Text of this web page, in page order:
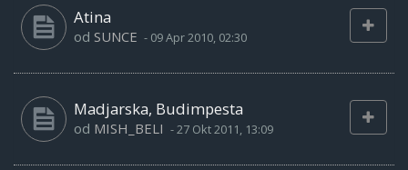
Atina
od SUNCE - 09 Apr 2010, 02:30
Madjarska, Budimpesta
od MISH_BELI -27 Okt 2011, 13:09